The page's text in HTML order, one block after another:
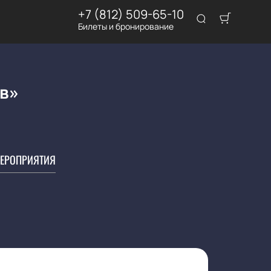
+7 (812) 509-65-10
Билеты и бронирование